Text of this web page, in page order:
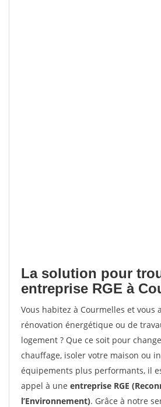
La solution pour
entreprise RGE à
Vous habitez à Courmelles et vous
rénovation énergétique ou de
logement ? Que ce soit pour
chauffage, isoler votre maison ou
équipements plus performants, il
appel à une entreprise RGE
l’Environnement). Grâce à notre